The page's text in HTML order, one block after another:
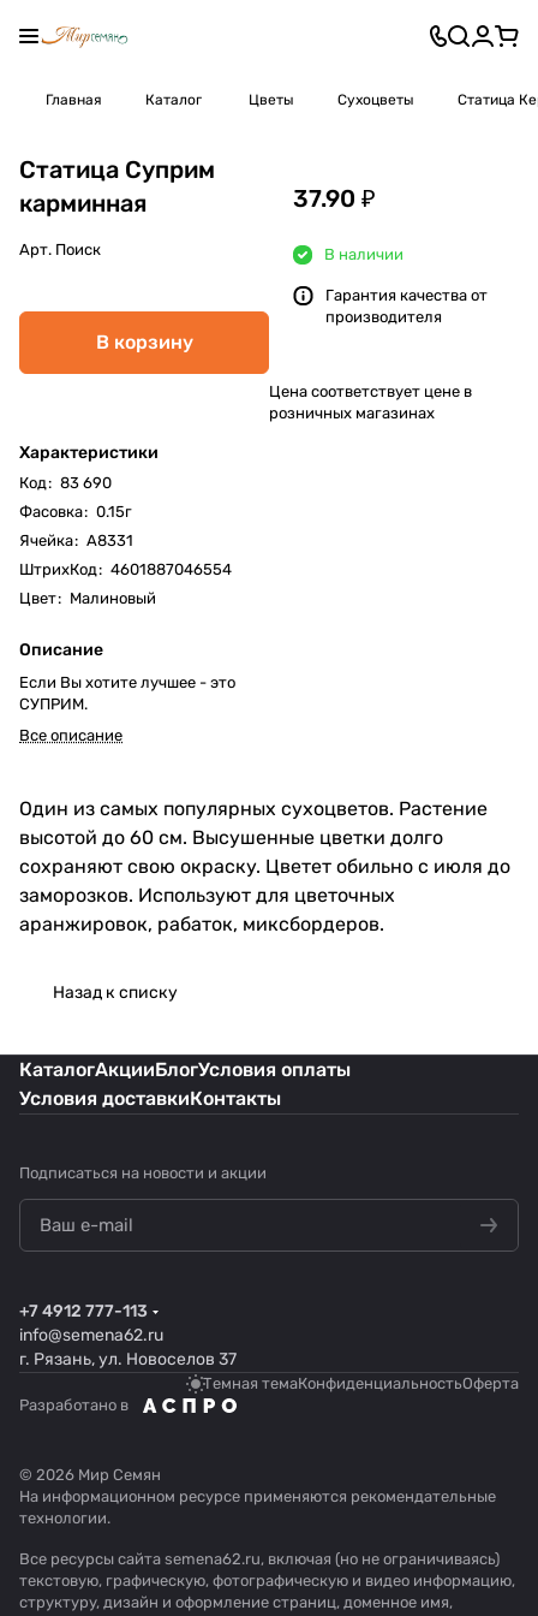
Главная Каталог Цветы Сухоцветы Статица
Статица Суприм
карминная
Арт. Поиск
В корзину
Характеристики
Код: 83 690
Фасовка: 0.15г
Ячейка: А8331
ШтрихКод: 4601887046554
Цвет: Малиновый
Описание
Если Вы хотите лучшее - это
СУПРИМ.
Все описание
37.90 ₽
В наличии
Гарантия качества от
производителя
Цена соответствует цене в
розничных магазинах
Один из самых популярных сухоцветов. Растение
высотой до 60 см. Высушенные цветки долго
сохраняют свою окраску. Цветет обильно с июля до
заморозков. Используют для цветочных
аранжировок, рабаток, миксбордеров.
Назад к списку
КаталогАкцииБлогУсловия оплаты
Условия доставкиКонтакты
Подписаться на новости и акции
+7 4912 777-113
info@semena62.ru
г. Рязань, ул. Новоселов 37
Темная темаКонфиденциальностьОферта
Разработано в
© 2026 Мир Семян
На информационном ресурсе применяются рекомендательные
технологии.
Все ресурсы сайта semena62.ru, включая (но не ограничиваясь)
текстовую, графическую, фотографическую и видео информацию,
структуру, дизайн и оформление страниц, доменное имя,